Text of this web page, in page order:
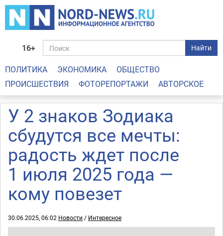
16+ Найти
ПОЛИТИКА ЭКОНОМИКА
ОБЩЕСТВО
ПРОИСШЕСТВИЯ
ФОТОРЕПОРТАЖИ АВТОРСКОЕ
У 2 знаков Зодиака
сбудутся все мечты:
радость ждет после
1 июля 2025 года —
кому повезет
30.06.2025, 06:02 Новости / Интересное